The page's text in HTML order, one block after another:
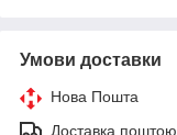
Умови доставки
Нова Пошта
Доставка поштою